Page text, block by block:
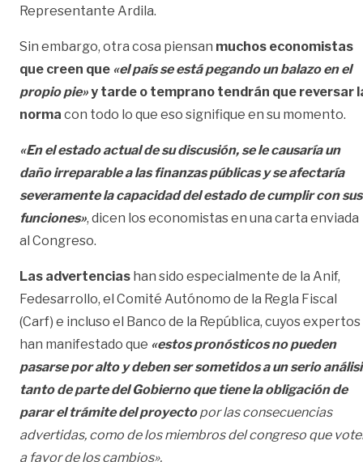
Representante Ardila.
Sin embargo, otra cosa piensan muchos economistas
que creen que «el país se está pegando un balazo en el
propio pie»y tarde o temprano tendrán que reversar
norma con todo lo que eso signifique en su momento.
«En el estado actual de su discusión, se le causaría un
daño irreparable a las finanzas públicas y se afectaría
severamente la capacidad del estado de cumplir con sus
funciones», dicen los economistas en una carta enviada
al Congreso.
Las advertencias han sido especialmente de la Anif,
Fedesarrollo, el Comité Autónomo de la Regla Fiscal
(Carf) e incluso el Banco de la República, cuyos expertos
han manifestado que «estos pronósticos no pueden
pasarse por alto y deben ser sometidos a un serio
tanto de parte del Gobierno que tiene la obligación de
parar el trámite del proyectopor las consecuencias
advertidas, como de los miembros del congreso que
a favor de los cambios».